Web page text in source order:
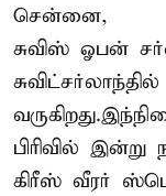
சென்னை,
சுவிஸ் ஓபன்
பிரிவில்
கிரீஸ் வீரர்